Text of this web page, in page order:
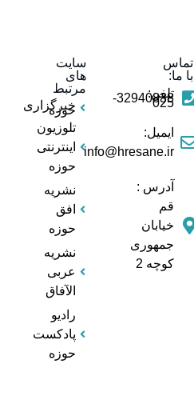
تماس
با ما:
تلفن:
32940838- 025
ایمیل:
info@hresane.ir
آدرس :
قم
خیابان
جمهوری
کوچه 2
سایت
های
مرتبط
خبرگزاری
حوزه
تلوزیون
اینترنتی
حوزه
نشریه
افق
حوزه
نشریه
عربی
الآفاق
رادیو
پادکست
حوزه